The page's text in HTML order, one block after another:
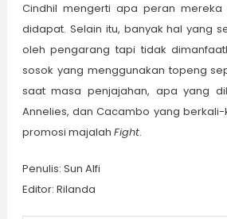
Cindhil mengerti apa peran
didapat. Selain itu, banyak hal yang
oleh pengarang tapi tidak
sosok yang menggunakan topeng
saat masa penjajahan, apa yang
Annelies, dan Cacambo yang
promosi majalah Fight.
Penulis: Sun Alfi
Editor: Rilanda